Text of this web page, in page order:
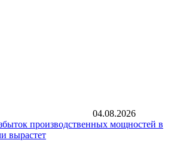
04.08.2026
производственных мощностей в
вырастет